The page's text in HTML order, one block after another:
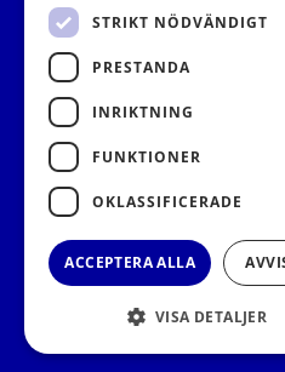
FRITIDS METROPOLEN AB
STRIKT NÖDVÄNDIGT
PRESTANDA
INRIKTNING
FUNKTIONER
OKLASSIFICERADE
ACCEPTERA ALLA
VISA DETALJER